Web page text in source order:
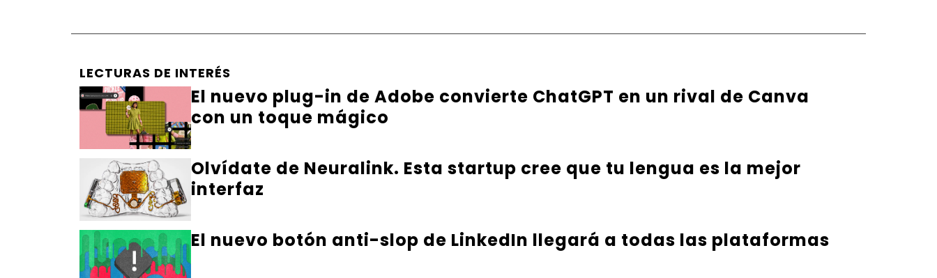
LECTURAS DE INTERÉS
El nuevo plug-in de Adobe convierte ChatGPT en un rival de Canva
con un toque mágico
Olvídate de Neuralink. Esta startup cree que tu lengua es la mejor
interfaz
El nuevo botón anti-slop de LinkedIn llegará a todas las plataformas